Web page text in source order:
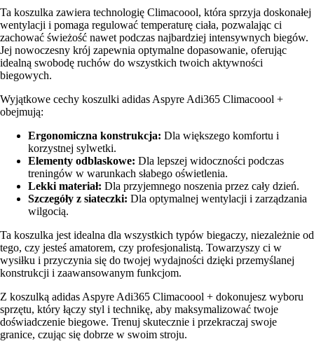
Ta koszulka zawiera technologię Climacoool, która sprzyja doskonałej
wentylacji i pomaga regulować temperaturę ciała, pozwalając ci
zachować świeżość nawet podczas najbardziej intensywnych biegów.
Jej nowoczesny krój zapewnia optymalne dopasowanie, oferując
idealną swobodę ruchów do wszystkich twoich aktywności
biegowych.
Wyjątkowe cechy koszulki adidas Aspyre Adi365 Climacoool +
obejmują:
Ergonomiczna konstrukcja: Dla większego komfortu i
korzystnej sylwetki.
Elementy odblaskowe: Dla lepszej widoczności podczas
treningów w warunkach słabego oświetlenia.
Lekki materiał: Dla przyjemnego noszenia przez cały dzień.
Szczegóły z siateczki: Dla optymalnej wentylacji i zarządzania
wilgocią.
Ta koszulka jest idealna dla wszystkich typów biegaczy, niezależnie od
tego, czy jesteś amatorem, czy profesjonalistą. Towarzyszy ci w
wysiłku i przyczynia się do twojej wydajności dzięki przemyślanej
konstrukcji i zaawansowanym funkcjom.
Z koszulką adidas Aspyre Adi365 Climacoool + dokonujesz wyboru
sprzętu, który łączy styl i technikę, aby maksymalizować twoje
doświadczenie biegowe. Trenuj skutecznie i przekraczaj swoje
granice, czując się dobrze w swoim stroju.